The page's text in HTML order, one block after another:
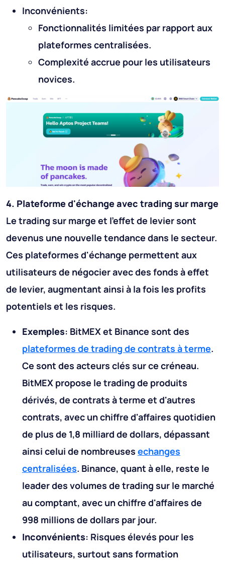
Inconvénients:
Fonctionnalités limitées par rapport aux
plateformes centralisées.
Complexité accrue pour les utilisateurs
novices.
4. Plateforme d'échange avec trading sur marge
Le trading sur marge et l'effet de levier sont
devenus une nouvelle tendance dans le secteur.
Ces plateformes d'échange permettent aux
utilisateurs de négocier avec des fonds à effet
de levier, augmentant ainsi à la fois les profits
potentiels et les risques.
Exemples: BitMEX et Binance sont des
plateformes de trading de contrats à terme.
Ce sont des acteurs clés sur ce créneau.
BitMEX propose le trading de produits
dérivés, de contrats à terme et d'autres
contrats, avec un chiffre d'affaires quotidien
de plus de 1,8 milliard de dollars, dépassant
ainsi celui de nombreuses echanges
centralisées. Binance, quant à elle, reste le
leader des volumes de trading sur le marché
au comptant, avec un chiffre d'affaires de
998 millions de dollars par jour.
Inconvénients: Risques élevés pour les
utilisateurs, surtout sans formation